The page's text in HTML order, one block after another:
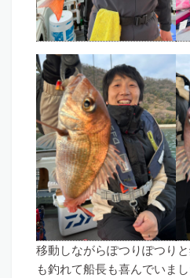
移動しながらぽつりぽつり
も釣れて船長も喜んでいま